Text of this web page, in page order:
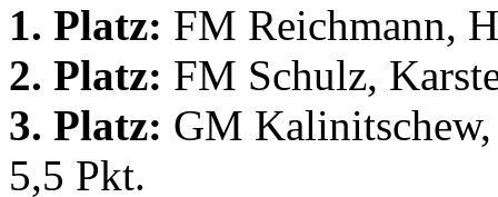
1. Platz: FM Reichmann,
2. Platz: FM Schulz,
3. Platz: GM
5,5 Pkt.